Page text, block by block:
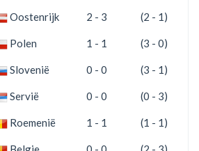
Oostenrijk 2 - 3 (2 - 1)
Polen 1 - 1 (3 - 0)
Slovenië 0 - 0 (3 - 1)
Servië 0 - 0 (0 - 3)
Roemenië 1 - 1 (1 - 1)